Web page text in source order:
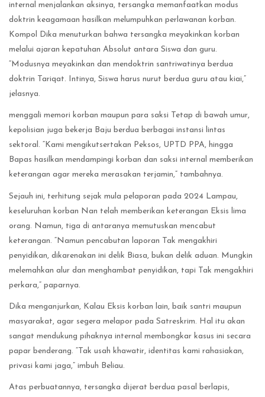
internal menjalankan aksinya, tersangka memanfaatkan modus
doktrin keagamaan hasilkan melumpuhkan perlawanan korban.
Kompol Dika menuturkan bahwa tersangka meyakinkan korban
melalui ajaran kepatuhan Absolut antara Siswa dan guru.
“Modusnya meyakinkan dan mendoktrin santriwatinya berdua
doktrin Tariqat. Intinya, Siswa harus nurut berdua guru atau kiai,”
jelasnya.
menggali memori korban maupun para saksi Tetap di bawah umur,
kepolisian juga bekerja Baju berdua berbagai instansi lintas
sektoral. “Kami mengikutsertakan Peksos, UPTD PPA, hingga
Bapas hasilkan mendampingi korban dan saksi internal memberikan
keterangan agar mereka merasakan terjamin,” tambahnya.
Sejauh ini, terhitung sejak mula pelaporan pada 2024 Lampau,
keseluruhan korban Nan telah memberikan keterangan Eksis lima
orang. Namun, tiga di antaranya memutuskan mencabut
keterangan. “Namun pencabutan laporan Tak mengakhiri
penyidikan, dikarenakan ini delik Biasa, bukan delik aduan. Mungkin
melemahkan alur dan menghambat penyidikan, tapi Tak mengakhiri
perkara,” paparnya.
Dika menganjurkan, Kalau Eksis korban lain, baik santri maupun
masyarakat, agar segera melapor pada Satreskrim. Hal itu akan
sangat mendukung pihaknya internal membongkar kasus ini secara
papar benderang. “Tak usah khawatir, identitas kami rahasiakan,
privasi kami jaga,” imbuh Beliau.
Atas perbuatannya, tersangka dijerat berdua pasal berlapis,